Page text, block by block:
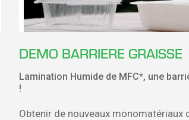
DEMO BARRIERE GRAISSE
Lamination Humide de MFC*, une
!
Obtenir de nouveaux monomatériaux